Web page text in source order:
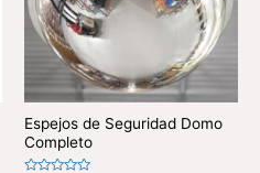
Espejos de Seguridad Domo
Completo